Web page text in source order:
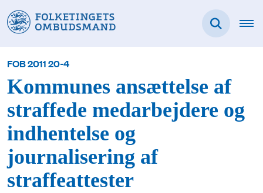
FOB 2011 20-4
Kommunes ansættelse af
straffede medarbejdere og
indhentelse og
journalisering af
straffeattester